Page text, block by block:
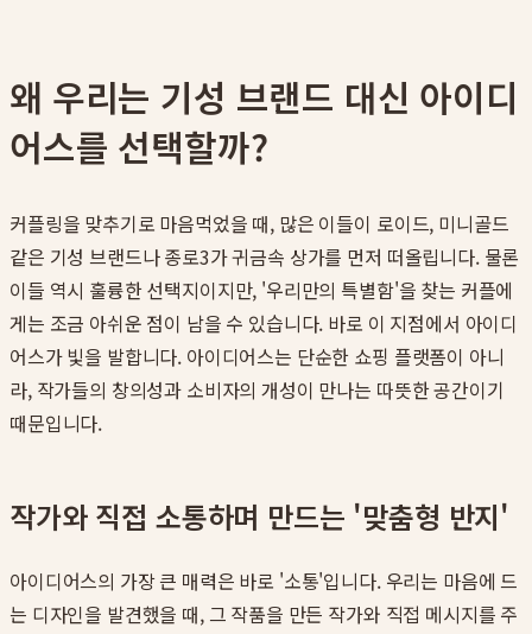
왜 우리는 기성 브랜드 대신 아이디
어스를 선택할까?
커플링을 맞추기로 마음먹었을 때, 많은 이들이 로이드, 미니골드
같은 기성 브랜드나 종로3가 귀금속 상가를 먼저 떠올립니다. 물론
이들 역시 훌륭한 선택지이지만, '우리만의 특별함'을 찾는 커플에
게는 조금 아쉬운 점이 남을 수 있습니다. 바로 이 지점에서 아이디
어스가 빛을 발합니다. 아이디어스는 단순한 쇼핑 플랫폼이 아니
라, 작가들의 창의성과 소비자의 개성이 만나는 따뜻한 공간이기
때문입니다.
작가와 직접 소통하며 만드는 '맞춤형 반지'
아이디어스의 가장 큰 매력은 바로 '소통'입니다. 우리는 마음에 드
는 디자인을 발견했을 때, 그 작품을 만든 작가와 직접 메시지를 주